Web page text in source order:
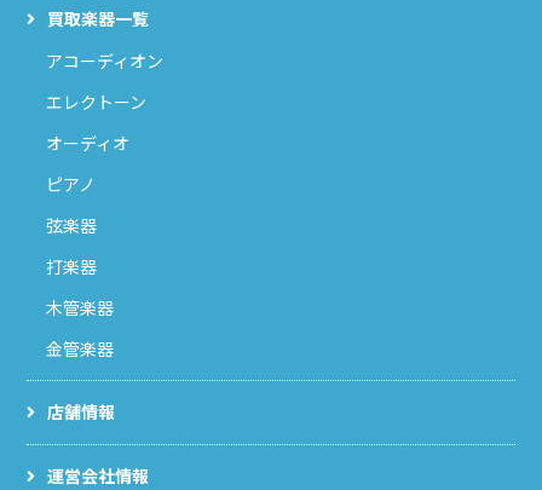
買取楽器一覧
アコーディオン
エレクトーン
オーディオ
ピアノ
弦楽器
打楽器
木管楽器
金管楽器
店舗情報
運営会社情報